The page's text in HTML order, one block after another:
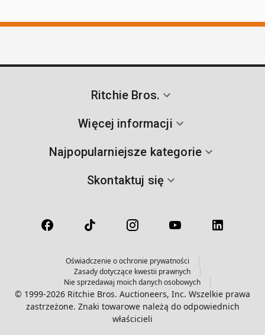
Ritchie Bros.
Więcej informacji
Najpopularniejsze kategorie
Skontaktuj się
Oświadczenie o ochronie prywatności
Zasady dotyczące kwestii prawnych
Nie sprzedawaj moich danych osobowych
© 1999-2026 Ritchie Bros. Auctioneers, Inc. Wszelkie prawa
zastrzeżone. Znaki towarowe należą do odpowiednich
właścicieli